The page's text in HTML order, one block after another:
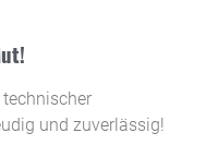
und zuverlässig!